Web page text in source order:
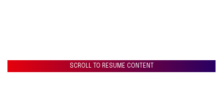
SCROLL TO RESUME CONTENT